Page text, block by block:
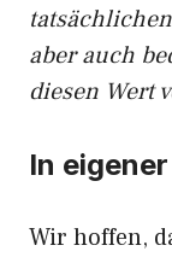
aber auch
diesen Wert
In
Wir hoffen,